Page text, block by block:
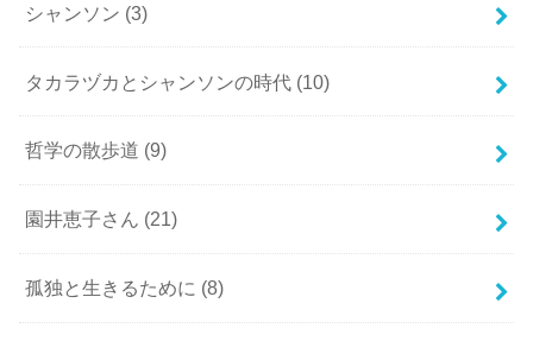
シャンソン (3)
タカラヅカとシャンソンの時代 (10)
哲学の散歩道 (9)
園井恵子さん (21)
孤独と生きるために (8)